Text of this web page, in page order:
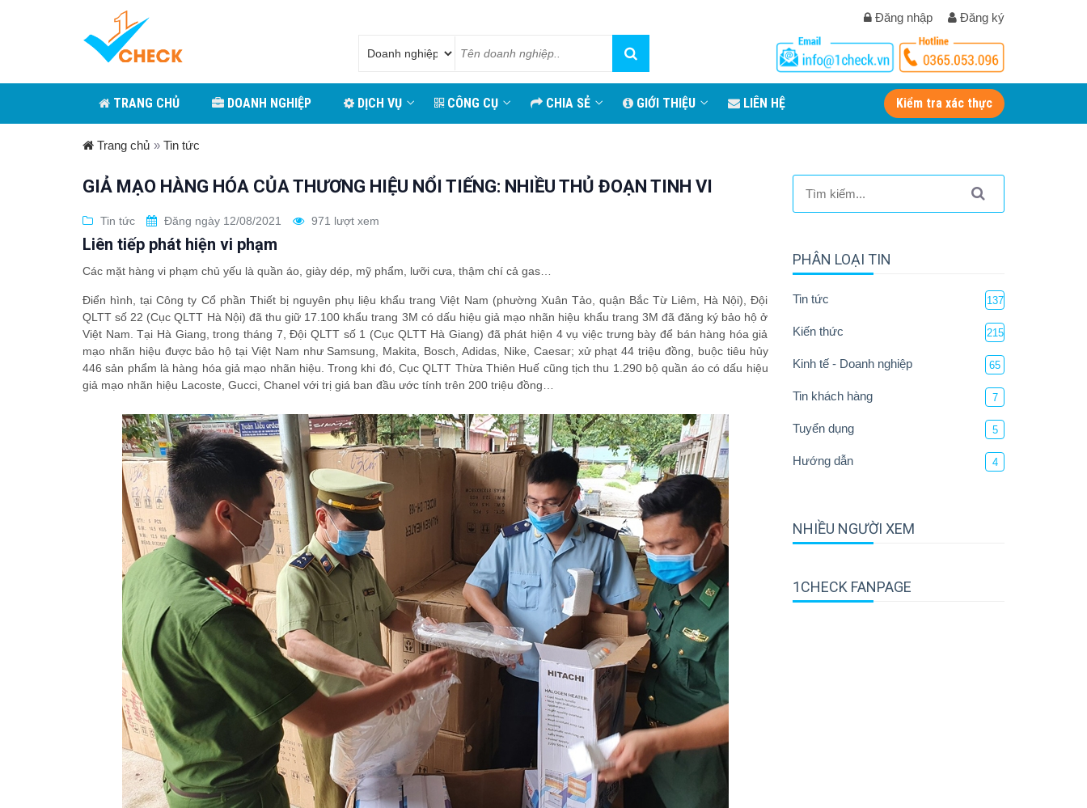
Đăng nhập Đăng ký
TRANG CHỦ DOANH NGHIỆP DỊCH VỤ CÔNG CỤ CHIA SẺ GIỚI THIỆU LIÊN HỆ Kiểm tra xác thực
Trang chủ » Tin tức
GIẢ MẠO HÀNG HÓA CỦA THƯƠNG HIỆU NỔI TIẾNG: NHIỀU THỦ ĐOẠN TINH VI
Tin tức Đăng ngày 12/08/2021 971 lượt xem
Liên tiếp phát hiện vi phạm
Các mặt hàng vi phạm chủ yếu là quần áo, giày dép, mỹ phẩm, lưỡi cưa, thậm chí cả gas…
Điển hình, tại Công ty Cổ phần Thiết bị nguyên phụ liệu khẩu trang Việt Nam (phường Xuân Tảo, quận Bắc Từ Liêm, Hà Nội), Đội
QLTT số 22 (Cục QLTT Hà Nội) đã thu giữ 17.100 khẩu trang 3M có dấu hiệu giả mạo nhãn hiệu khẩu trang 3M đã đăng ký bảo hộ ở
Việt Nam. Tại Hà Giang, trong tháng 7, Đội QLTT số 1 (Cục QLTT Hà Giang) đã phát hiện 4 vụ việc trưng bày để bán hàng hóa giả
mạo nhãn hiệu được bảo hộ tại Việt Nam như Samsung, Makita, Bosch, Adidas, Nike, Caesar; xử phạt 44 triệu đồng, buộc tiêu hủy
446 sản phẩm là hàng hóa giả mạo nhãn hiệu. Trong khi đó, Cục QLTT Thừa Thiên Huế cũng tịch thu 1.290 bộ quần áo có dấu hiệu
giả mạo nhãn hiệu Lacoste, Gucci, Chanel với trị giá ban đầu ước tính trên 200 triệu đồng…
PHÂN LOẠI TIN
Tin tức 137
Kiến thức 215
Kinh tế - Doanh nghiệp 65
Tin khách hàng 7
Tuyển dụng 5
Hướng dẫn 4
NHIỀU NGƯỜI XEM
1CHECK FANPAGE